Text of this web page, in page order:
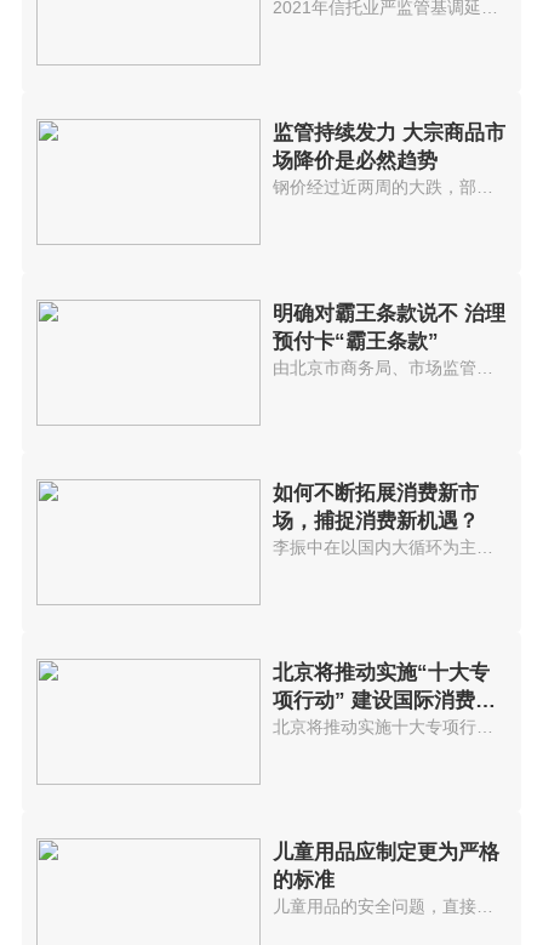
2021年信托业严监管基调延续。数...
监管持续发力 大宗商品市
场降价是必然趋势
钢价经过近两周的大跌，部分品种...
明确对霸王条款说不 治理
预付卡“霸王条款”
如何不断拓展消费新市
场，捕捉消费新机遇？
北京将推动实施“十大专
项行动” 建设国际消费中
心城市
北京将推动实施十大专项行动，培...
儿童用品应制定更为严格
的标准
儿童用品的安全问题，直接影响着...